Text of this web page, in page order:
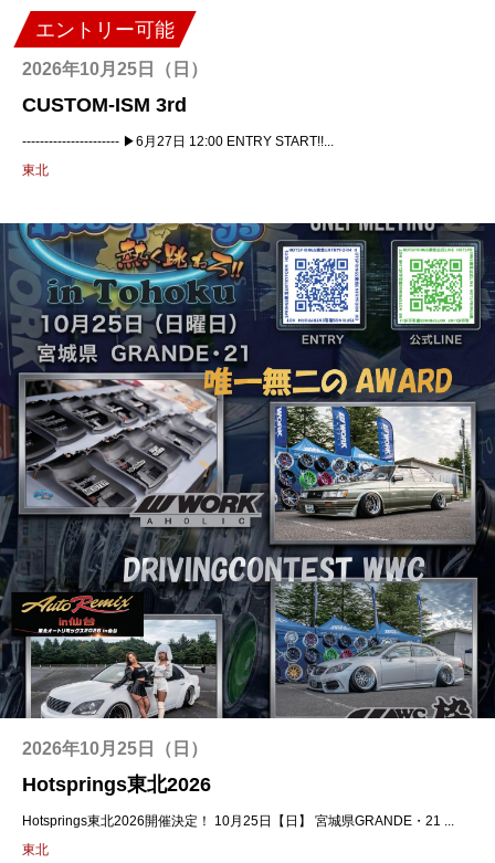
エントリー可能
2026年10月25日（日）
CUSTOM-ISM 3rd
---------------------- ▶6月27日 12:00 ENTRY START!!...
東北
2026年10月25日（日）
Hotsprings東北2026
東北